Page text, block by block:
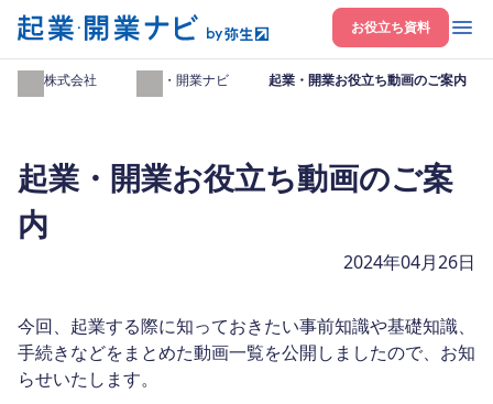
開く
お役立ち資料
弥生株式会社 起業・開業ナビ 起業・開業お役立ち動画のご案内
起業・開業お役立ち動画のご案
内
2024年04月26日
今回、起業する際に知っておきたい事前知識や基礎知識、
手続きなどをまとめた動画一覧を公開しましたので、お知
らせいたします。